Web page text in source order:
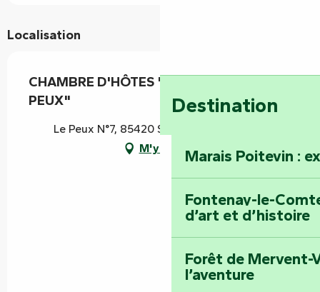
Destination
Marais Poitevin :
Fontenay-le-
d’art et d’histoire
Forêt de Mervent-
l’aventure
Localisation
CHAMBRE D'HÔTES "LA FERME DU
PEUX"
Le Peux N°7, 85420 Saint-Pierre-le-Vieux
M'y rendre